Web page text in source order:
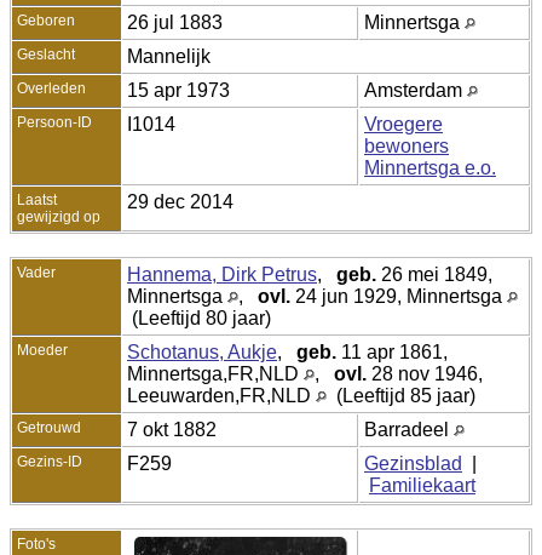
Geboren 26 jul 1883 Minnertsga
Geslacht Mannelijk
Overleden 15 apr 1973 Amsterdam
Persoon-ID I1014
Vroegere
bewoners
Minnertsga e.o.
Laatst
gewijzigd op
29 dec 2014
Vader Hannema, Dirk Petrus, geb. 26 mei 1849,
Minnertsga
, ovl. 24 jun 1929, Minnertsga
(Leeftijd 80 jaar)
Moeder Schotanus, Aukje, geb. 11 apr 1861,
Minnertsga,FR,NLD
, ovl. 28 nov 1946,
Leeuwarden,FR,NLD
(Leeftijd 85 jaar)
Getrouwd 7 okt 1882 Barradeel
Gezins-ID F259 Gezinsblad
Familiekaart
Foto's